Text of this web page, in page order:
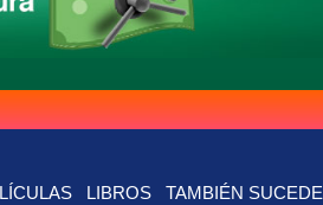
LIBROS TAMBIÉN SUCEDE